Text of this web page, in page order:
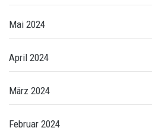
Mai 2024
April 2024
März 2024
Februar 2024